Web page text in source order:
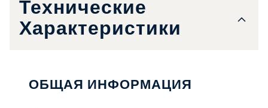
Технические
Характеристики
ОБЩАЯ ИНФОРМАЦИЯ